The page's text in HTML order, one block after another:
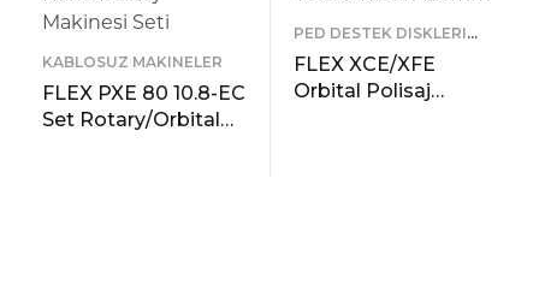
KABLOSUZ MAKINELER
FLEX PXE 80 10.8-EC
Set Rotary/Orbital
PED DESTEK DISKLERI
TABANLIKLAR
FLEX XCE/XFE
Orbital Polisaj